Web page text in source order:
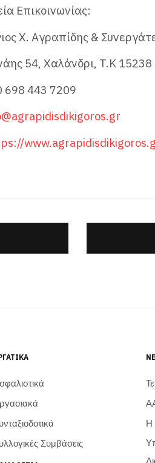
Επικοινωνίας:
Χ. Αγραπίδης &
54, Χαλάνδρι, T.K 15238
698 443 7209
Συμβάσεις
Η